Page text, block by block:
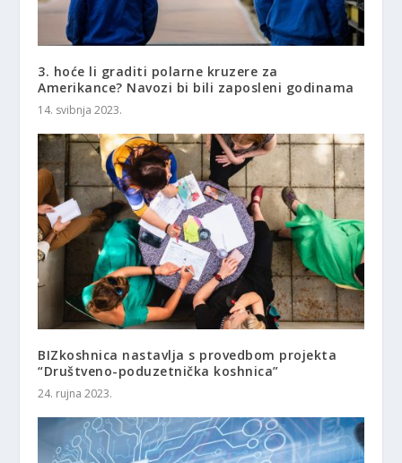
3. hoće li graditi polarne kruzere za
Amerikance? Navozi bi bili zaposleni godinama
14. svibnja 2023.
BIZkoshnica nastavlja s provedbom projekta
“Društveno-poduzetnička koshnica”
24. rujna 2023.